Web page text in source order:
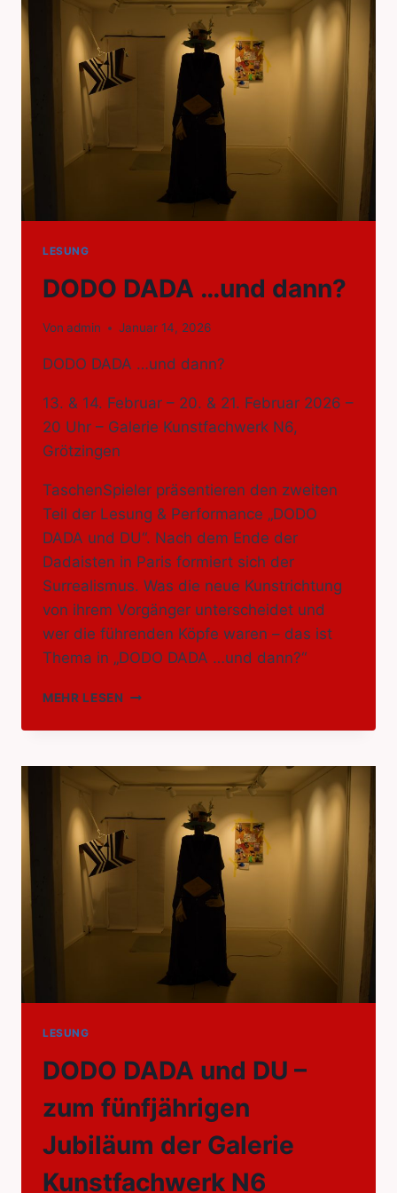
LESUNG
DODO DADA …und dann?
Von admin Januar 14, 2026
DODO DADA …und dann?
13. & 14. Februar – 20. & 21. Februar 2026 –
20 Uhr – Galerie Kunstfachwerk N6,
Grötzingen
TaschenSpieler präsentieren den zweiten
Teil der Lesung & Performance „DODO
DADA und DU“. Nach dem Ende der
Dadaisten in Paris formiert sich der
Surrealismus. Was die neue Kunstrichtung
von ihrem Vorgänger unterscheidet und
wer die führenden Köpfe waren – das ist
Thema in „DODO DADA …und dann?“
MEHR LESEN DODO
…
DANN?
LESUNG
DODO DADA und DU –
zum fünfjährigen
Jubiläum der Galerie
Kunstfachwerk N6